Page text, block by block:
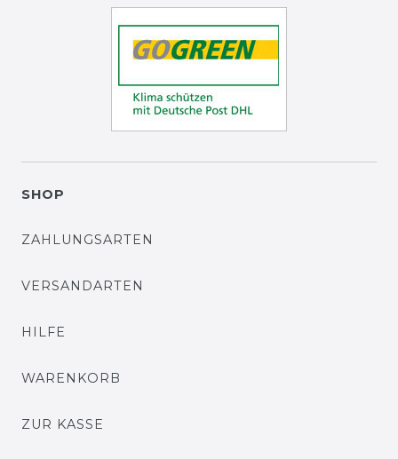
SHOP
ZAHLUNGSARTEN
VERSANDARTEN
HILFE
WARENKORB
ZUR KASSE